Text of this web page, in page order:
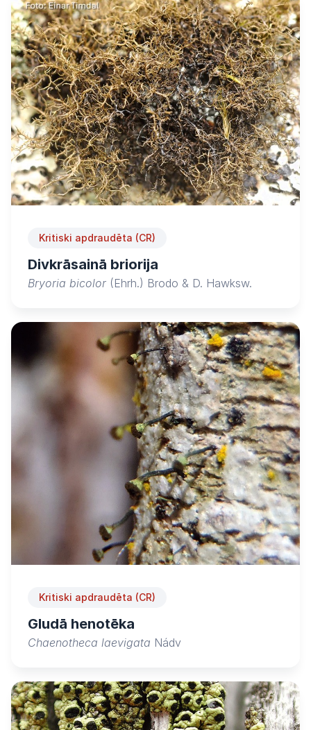
Kritiski apdraudēta (CR)
Divkrāsainā briorija
Bryoria bicolor (Ehrh.) Brodo & D. Hawksw.
Kritiski apdraudēta (CR)
Gludā henotēka
Chaenotheca laevigata Nádv